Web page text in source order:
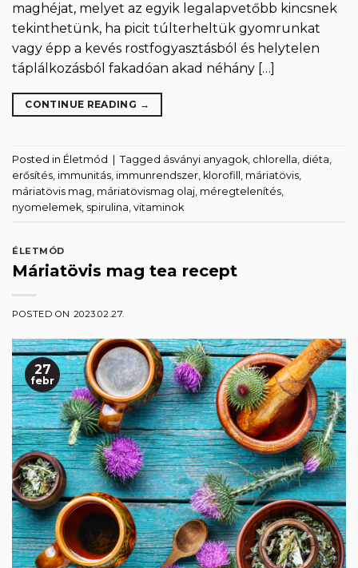
maghéjat, melyet az egyik legalapvetőbb kincsnek
tekinthetünk, ha picit túlterheltük gyomrunkat
vagy épp a kevés rostfogyasztásból és helytelen
táplálkozásból fakadóan akad néhány […]
CONTINUE READING →
Posted in Életmód | Tagged ásványi anyagok chlorella diéta
erősítés immunitás immunrendszer klorofill máriatövis
máriatövis mag máriatövismag olaj méregtelenítés
nyomelemek spirulina vitaminok
ÉLETMÓD
Máriatövis mag tea recept
POSTED ON 2023.02.27.
27
febr